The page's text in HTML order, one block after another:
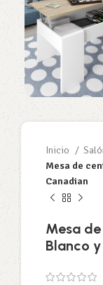
Inicio
Mesa de
Canadian
Mesa
Blanco